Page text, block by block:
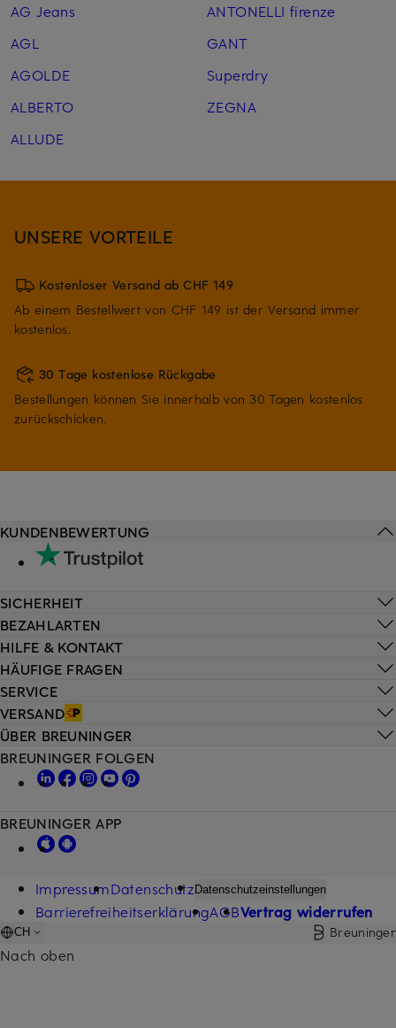
AG Jeans
AGL
AGOLDE
ALBERTO
ALLUDE
ANTONELLI firenze
GANT
Superdry
ZEGNA
UNSERE VORTEILE
Kostenloser Versand ab CHF 149
Ab einem Bestellwert von CHF 149 ist der Versand immer
kostenlos.
30 Tage kostenlose Rückgabe
Bestellungen können Sie innerhalb von 30 Tagen kostenlos
zurückschicken.
HILFE & KONTAKT
HÄUFIGE FRAGEN
SERVICE
VERSAND
KUNDENBEWERTUNG
SICHERHEIT
BEZAHLARTEN
ÜBER BREUNINGER
BREUNINGER FOLGEN
BREUNINGER APP
ImpressumDatenschutz Datenschutzeinstellungen
BarrierefreiheitserklärungAGBVertrag widerrufen
CH Breuninger
Nach oben